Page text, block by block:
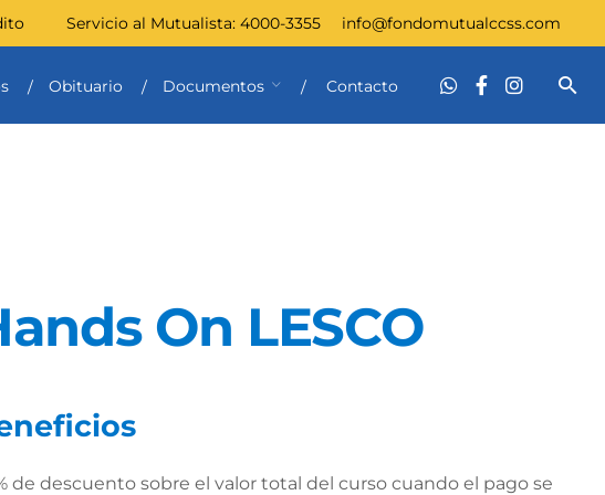
Servicio al Mutualista: 4000-3355 info@fondomutualccss.com
Obituario Documentos Contacto
On LESCO
de descuento sobre el valor total del curso cuando el pago se